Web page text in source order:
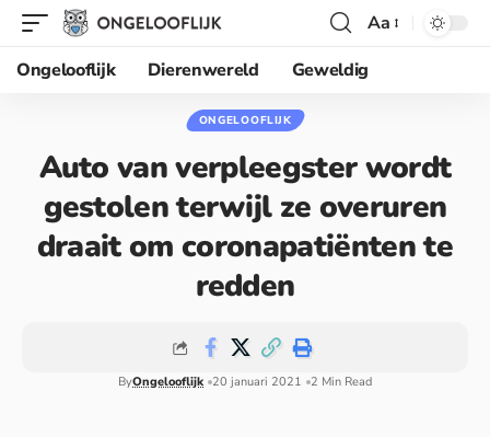
Aa
Ongelooflijk
Dierenwereld Geweldig
ONGELOOFLIJK
Auto van verpleegster wordt
gestolen terwijl ze overuren
draait om coronapatiënten te
redden
ByOngelooflijk 20 januari 2021 2 Min Read